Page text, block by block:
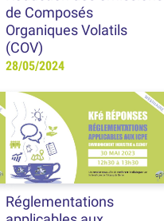
de Composés
Organiques Volatils
(COV)
28/05/2024
Réglementations